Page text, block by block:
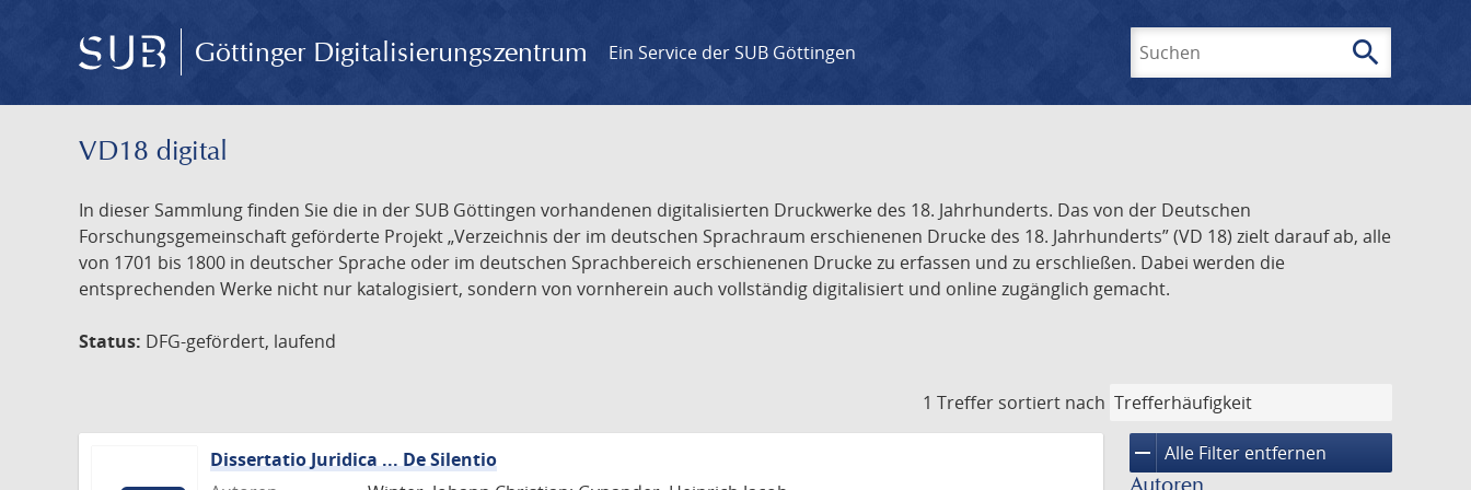
Göttinger Digitalisierungszentrum Ein Service der SUB Göttingen search
VD18 digital
In dieser Sammlung finden Sie die in der SUB Göttingen vorhandenen digitalisierten Druckwerke des 18. Jahrhunderts. Das von der Deutschen
Forschungsgemeinschaft geförderte Projekt „Verzeichnis der im deutschen Sprachraum erschienenen Drucke des 18. Jahrhunderts” (VD 18) zielt darauf ab, alle
von 1701 bis 1800 in deutscher Sprache oder im deutschen Sprachbereich erschienenen Drucke zu erfassen und zu erschließen. Dabei werden die
entsprechenden Werke nicht nur katalogisiert, sondern von vornherein auch vollständig digitalisiert und online zugänglich gemacht.
Status: DFG-gefördert, laufend
1 Treffer sortiert nach
remove Alle Filter entfernen
Dissertatio Juridica ... De Silentio